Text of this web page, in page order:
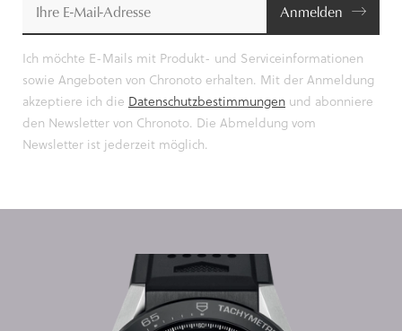
Anmelden
Ich möchte E-Mails mit Produkt- und Serviceinformationen
sowie Angeboten von Chronoto erhalten. Mit der Anmeldung
akzeptiere ich die Datenschutzbestimmungen und abonniere
den Newsletter von Chronoto. Die Abmeldung vom
Newsletter ist jederzeit möglich.